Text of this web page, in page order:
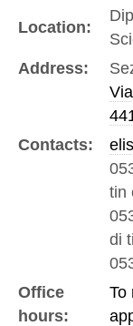
Location:
Address:
Contacts:
tin
di
Office
hours:
To